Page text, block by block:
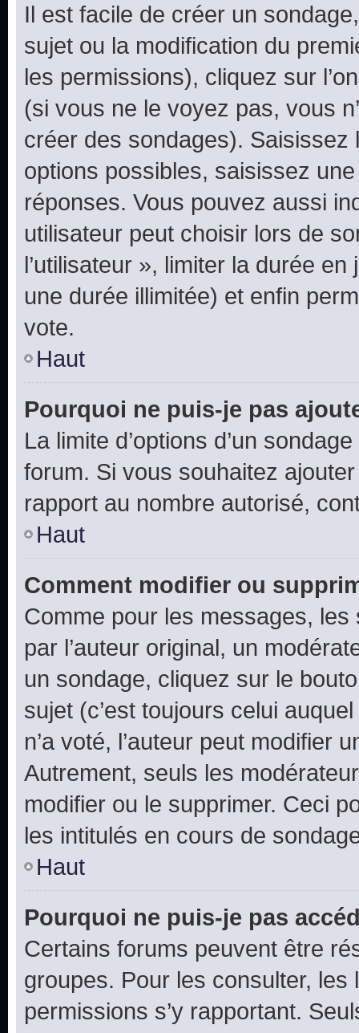
Il est facile de créer un
sujet ou la modification du
les permissions), cliquez sur
(si vous ne le voyez pas, vous
créer des sondages).
options possibles, saisissez
réponses. Vous pouvez aussi
utilisateur peut choisir lors de
l’utilisateur », limiter la durée
une durée illimitée) et enfin
vote.
Haut
Pourquoi ne puis-je pas
La limite d’options d’un
forum. Si vous souhaitez
rapport au nombre autorisé,
Haut
Comment modifier ou
Comme pour les messages,
par l’auteur original, un
un sondage, cliquez sur le
sujet (c’est toujours celui
n’a voté, l’auteur peut modifier
Autrement, seuls les
modifier ou le supprimer. Ceci
les intitulés en cours de
Haut
Pourquoi ne puis-je pas
Certains forums peuvent être
groupes. Pour les consulter,
permissions s’y rapportant.